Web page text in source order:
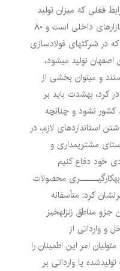
فعلی که میزان تولید
فولاد کشور به خوبی پاسخگوی نیاز بازارهای داخلی است و ۸۰
در شرکتهای فولادسازی
اصفهان تولید میشود،
و میتوان بخشی از
کرد، بهشدت باید بر
کشور نشود و چنانچه
استانداردهای لازم، در
مشتریمداری و
محصولات
کرد: متأسفانه
جزو مناطق زلزلهخیز
و وارداتی از
امر این اطمینان را
یا وارداتی بر